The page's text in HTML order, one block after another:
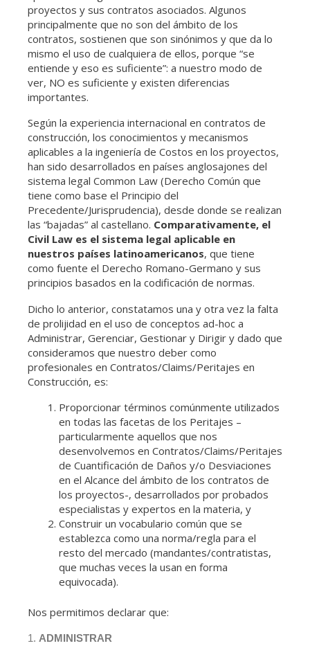
proyectos y sus contratos asociados. Algunos
principalmente que no son del ámbito de los
contratos, sostienen que son sinónimos y que da lo
mismo el uso de cualquiera de ellos, porque “se
entiende y eso es suficiente”: a nuestro modo de
ver, NO es suficiente y existen diferencias
importantes.
Según la experiencia internacional en contratos de
construcción, los conocimientos y mecanismos
aplicables a la ingeniería de Costos en los proyectos,
han sido desarrollados en países anglosajones del
sistema legal Common Law (Derecho Común que
tiene como base el Principio del
Precedente/Jurisprudencia), desde donde se realizan
las “bajadas” al castellano. Comparativamente, el
Civil Law es el sistema legal aplicable en
nuestros países latinoamericanos, que tiene
como fuente el Derecho Romano-Germano y sus
principios basados en la codificación de normas.
Dicho lo anterior, constatamos una y otra vez la falta
de prolijidad en el uso de conceptos ad-hoc a
Administrar, Gerenciar, Gestionar y Dirigir y dado que
consideramos que nuestro deber como
profesionales en Contratos/Claims/Peritajes en
Construcción, es:
Proporcionar términos comúnmente utilizados
en todas las facetas de los Peritajes –
particularmente aquellos que nos
desenvolvemos en Contratos/Claims/Peritajes
de Cuantificación de Daños y/o Desviaciones
en el Alcance del ámbito de los contratos de
los proyectos-, desarrollados por probados
especialistas y expertos en la materia, y
Construir un vocabulario común que se
establezca como una norma/regla para el
resto del mercado (mandantes/contratistas,
que muchas veces la usan en forma
equivocada).
Nos permitimos declarar que:
1. ADMINISTRAR